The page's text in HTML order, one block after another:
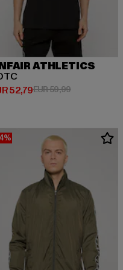
ATHLETICS
52,79prijs: EUR 52,79
EUR 59,99Actieprijs: